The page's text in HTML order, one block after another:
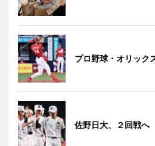
プロ野球・オリック
佐野日大、２回戦